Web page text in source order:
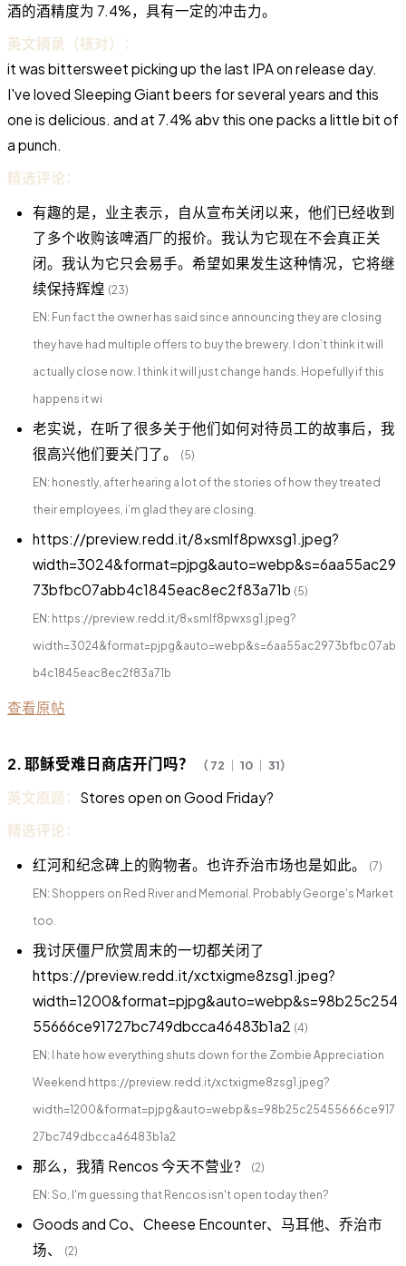
酒的酒精度为 7.4%，具有一定的冲击力。
英文摘录（核对）：
it was bittersweet picking up the last IPA on release day.
I've loved Sleeping Giant beers for several years and this
one is delicious. and at 7.4% abv this one packs a little bit of
a punch.
精选评论：
有趣的是，业主表示，自从宣布关闭以来，他们已经收到
了多个收购该啤酒厂的报价。我认为它现在不会真正关
闭。我认为它只会易手。希望如果发生这种情况，它将继
续保持辉煌 (23)
EN: Fun fact the owner has said since announcing they are closing
they have had multiple offers to buy the brewery. I don’t think it will
actually close now. I think it will just change hands. Hopefully if this
happens it wi
老实说，在听了很多关于他们如何对待员工的故事后，我
很高兴他们要关门了。
(5)
EN: honestly, after hearing a lot of the stories of how they treated
their employees, i’m glad they are closing.
https://preview.redd.it/8xsmlf8pwxsg1.jpeg?
width=3024&format=pjpg&auto=webp&s=6aa55ac29
73bfbc07abb4c1845eac8ec2f83a71b (5)
EN: https://preview.redd.it/8xsmlf8pwxsg1.jpeg?
width=3024&format=pjpg&auto=webp&s=6aa55ac2973bfbc07ab
b4c1845eac8ec2f83a71b
查看原帖
2. 耶稣受难日商店开门吗？ （ 72 ｜ 10 ｜ 31）
英文原题： Stores open on Good Friday?
精选评论：
红河和纪念碑上的购物者。也许乔治市场也是如此。
(7)
EN: Shoppers on Red River and Memorial. Probably George's Market
too.
我讨厌僵尸欣赏周末的一切都关闭了
https://preview.redd.it/xctxigme8zsg1.jpeg?
width=1200&format=pjpg&auto=webp&s=98b25c254
55666ce91727bc749dbcca46483b1a2 (4)
EN: I hate how everything shuts down for the Zombie Appreciation
Weekend https://preview.redd.it/xctxigme8zsg1.jpeg?
width=1200&format=pjpg&auto=webp&s=98b25c25455666ce917
27bc749dbcca46483b1a2
那么，我猜 Rencos 今天不营业？
(2)
EN: So, I'm guessing that Rencos isn't open today then?
Goods and Co、Cheese Encounter、马耳他、乔治市
场、
(2)